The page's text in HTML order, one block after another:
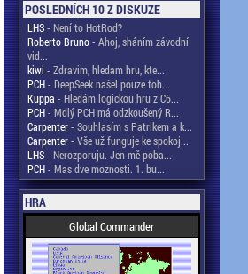
POSLEDNÍCH 10 Z DISKUZE
LHS- Není to HotRod?
Roberto Bruno- Ahoj, sháním závodní
vid...
kiwi - Zdravim, hledam hru, kte...
PCH- DeepSeek našel pouze toh...
Kuppa - Hledám logickou hru z C6...
PCH- Mdlý PCH má odzkoušený R...
Carpenter- Souhlasím s Patrikem a k...
Carpenter- Vše už funguje ke spokoj...
LHS- Nerozporuju. Jen mě poba...
PCH- Mas dve moznosti. 1. bu...
HRA
Global Commander